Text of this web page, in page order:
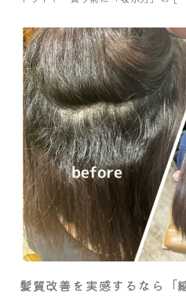
髪質改善を実感するなら「